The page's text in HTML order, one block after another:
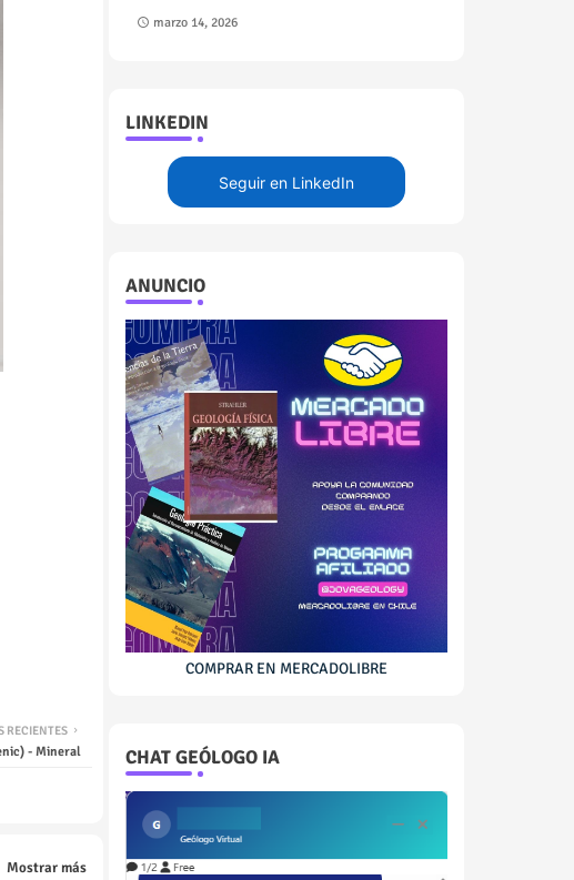
RECIENTES
- Mineral
Mostrar más
marzo 14, 2026
LINKEDIN
Seguir en LinkedIn
ANUNCIO
COMPRAR EN MERCADOLIBRE
CHAT GEÓLOGO IA